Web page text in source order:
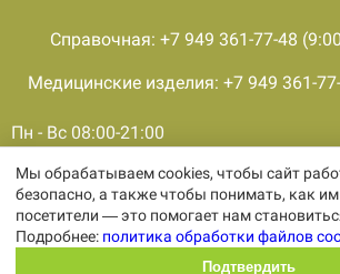
Пн - Вс 08:00-21:00
Справочная: +7 949 361-77-48
Медицинские изделия: +7 949 361-
© 2001 - 2026, все права защищены, ООО
Мединвест», ИНН 9308009362 КПП
Политика конфиденциальности
Политика обработки персональных
Мы обрабатываем cookies, чтобы сайт
безопасно, а также чтобы понимать, как
посетители — это помогает нам
Подробнее: политика обработки файлов
Подтвердить